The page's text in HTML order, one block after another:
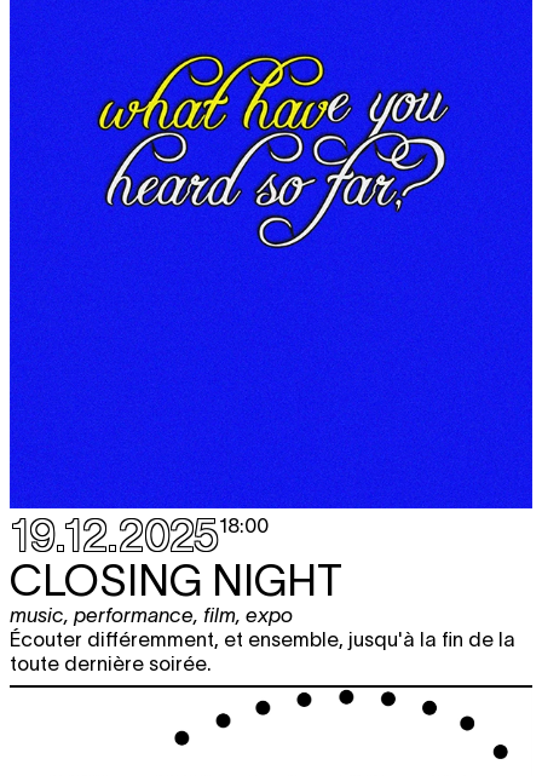
19.12.202518:00
CLOSING NIGHT
music performance film expo
Écouter différemment, et ensemble, jusqu'à la fin de la
toute dernière soirée.